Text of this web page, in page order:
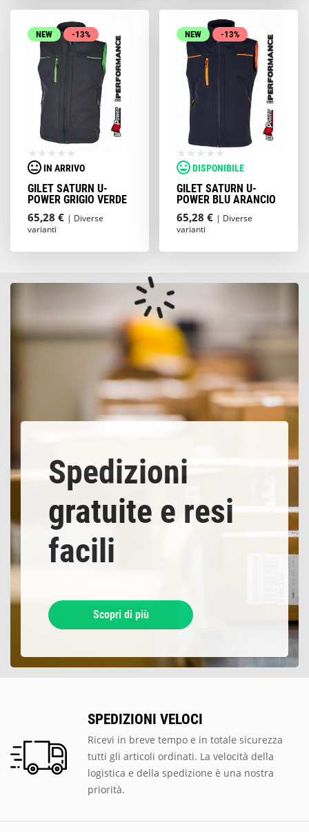
NEW -13%
IN ARRIVO
GILET SATURN U-
POWER GRIGIO VERDE
65,28 € | Diverse
varianti
NEW -13%
DISPONIBILE
GILET SATURN U-
POWER BLU ARANCIO
65,28 € | Diverse
varianti
Spedizioni
gratuite e resi
facili
Scopri di più
SPEDIZIONI VELOCI
Ricevi in breve tempo e in totale sicurezza
tutti gli articoli ordinati. La velocità della
logistica e della spedizione è una nostra
priorità.